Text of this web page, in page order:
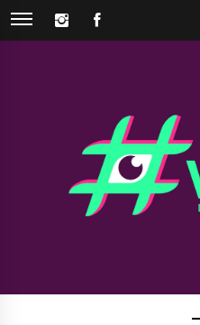
Skip
INSTAGRAM